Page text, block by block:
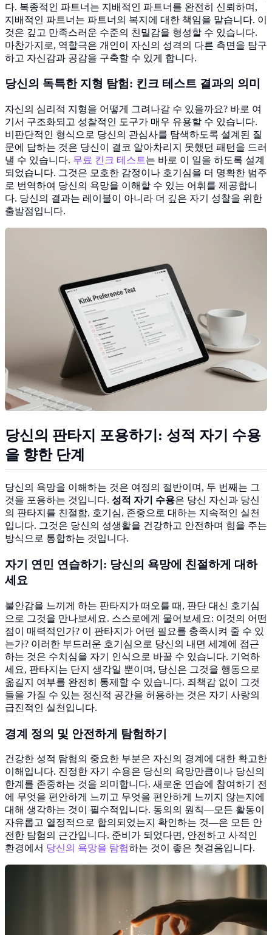
다. 복종적인 파트너는 지배적인 파트너를 완전히 신뢰하며,
지배적인 파트너는 파트너의 복지에 대한 책임을 맡습니다. 이
것은 깊고 만족스러운 수준의 친밀감을 형성할 수 있습니다.
마찬가지로, 역할극은 개인이 자신의 성격의 다른 측면을 탐구
하고 자신감과 공감을 구축할 수 있게 합니다.
당신의 독특한 지형 탐험: 킨크 테스트 결과의 의미
자신의 심리적 지형을 어떻게 그려나갈 수 있을까요? 바로 여
기서 구조화되고 성찰적인 도구가 매우 유용할 수 있습니다.
비판단적인 형식으로 당신의 관심사를 탐색하도록 설계된 질
문에 답하는 것은 당신이 결코 알아차리지 못했던 패턴을 드러
낼 수 있습니다. 무료 킨크 테스트는 바로 이 일을 하도록 설계
되었습니다. 그것은 모호한 감정이나 호기심을 더 명확한 범주
로 번역하여 당신의 욕망을 이해할 수 있는 어휘를 제공합니
다. 당신의 결과는 레이블이 아니라 더 깊은 자기 성찰을 위한
출발점입니다.
당신의 판타지 포용하기: 성적 자기 수용
을 향한 단계
당신의 욕망을 이해하는 것은 여정의 절반이며, 두 번째는 그
것을 포용하는 것입니다. 성적 자기 수용은 당신 자신과 당신
의 판타지를 친절함, 호기심, 존중으로 대하는 지속적인 실천
입니다. 그것은 당신의 성생활을 건강하고 안전하며 힘을 주는
방식으로 통합하는 것입니다.
자기 연민 연습하기: 당신의 욕망에 친절하게 대하
세요
불안감을 느끼게 하는 판타지가 떠오를 때, 판단 대신 호기심
으로 그것을 만나보세요. 스스로에게 물어보세요: 이것의 어떤
점이 매력적인가? 이 판타지가 어떤 필요를 충족시켜 줄 수 있
는가? 이러한 부드러운 호기심으로 당신의 내면 세계에 접근
하는 것은 수치심을 자기 인식으로 바꿀 수 있습니다. 기억하
세요, 판타지는 단지 생각일 뿐이며, 당신은 그것을 행동으로
옮길지 여부를 완전히 통제할 수 있습니다. 죄책감 없이 그것
들을 가질 수 있는 정신적 공간을 허용하는 것은 자기 사랑의
급진적인 실천입니다.
경계 정의 및 안전하게 탐험하기
건강한 성적 탐험의 중요한 부분은 자신의 경계에 대한 확고한
이해입니다. 진정한 자기 수용은 당신의 욕망만큼이나 당신의
한계를 존중하는 것을 의미합니다. 새로운 연습에 참여하기 전
에 무엇을 편안하게 느끼고 무엇을 편안하게 느끼지 않는지에
대해 생각하는 것이 필수적입니다. 동의의 원칙—모든 활동이
자유롭고 열정적으로 합의되었는지 확인하는 것—은 모든 안
전한 탐험의 근간입니다. 준비가 되었다면, 안전하고 사적인
환경에서 당신의 욕망을 탐험하는 것이 좋은 첫걸음입니다.